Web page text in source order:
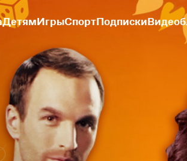
ДетямИгрыСпортПодписки